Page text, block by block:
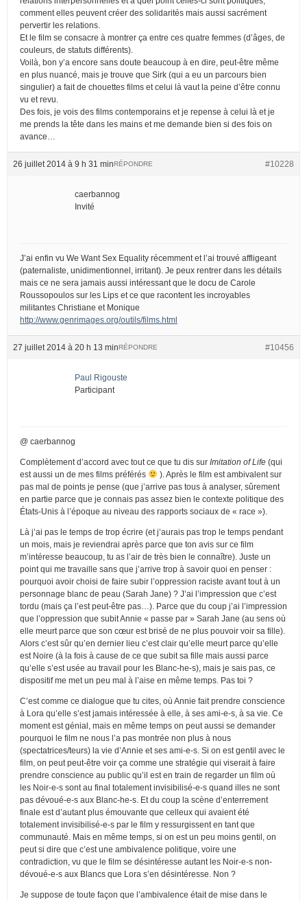
comment elles peuvent créer des solidarités mais aussi sacrément
pervertir les relations.
Et le film se consacre à montrer ça entre ces quatre femmes (d’âges, de
couleurs, de statuts différents).
Voilà, bon y’a encore sans doute beaucoup à en dire, peut-être même
en plus nuancé, mais je trouve que Sirk (qui a eu un parcours bien
singulier) a fait de chouettes films et celui là vaut la peine d’être connu
vu et revu.
Des fois, je vois des films contemporains et je repense à celui là et je
me prends la tête dans les mains et me demande bien si des fois on
avance…
26 juillet 2014 à 9 h 31 min #10228
RÉPONDRE
caerbannog
Invité
J’ai enfin vu We Want Sex Equality récemment et l’ai trouvé affligeant
(paternaliste, unidimentionnel, irritant). Je peux rentrer dans les détails
mais ce ne sera jamais aussi intéressant que le docu de Carole
Roussopoulos sur les Lips et ce que racontent les incroyables
militantes Christiane et Monique
http://www.genrimages.org/outils/films.html
27 juillet 2014 à 20 h 13 min #10456
RÉPONDRE
Paul Rigouste
Participant
@ caerbannog
Complètement d’accord avec tout ce que tu dis sur Imitation of Life (qui
est aussi un de mes films préférés
). Après le film est ambivalent sur
pas mal de points je pense (que j’arrive pas tous à analyser, sûrement
en partie parce que je connais pas assez bien le contexte politique des
États-Unis à l’époque au niveau des rapports sociaux de « race »).
Là j’ai pas le temps de trop écrire (et j’aurais pas trop le temps pendant
un mois, mais je reviendrai après parce que ton avis sur ce film
m’intéresse beaucoup, tu as l’air de très bien le connaître). Juste un
point qui me travaille sans que j’arrive trop à savoir quoi en penser :
pourquoi avoir choisi de faire subir l’oppression raciste avant tout à un
personnage blanc de peau (Sarah Jane) ? J’ai l’impression que c’est
tordu (mais ça l’est peut-être pas…). Parce que du coup j’ai l’impression
que l’oppression que subit Annie « passe par » Sarah Jane (au sens où
elle meurt parce que son cœur est brisé de ne plus pouvoir voir sa fille).
Alors c’est sûr qu’en dernier lieu c’est clair qu’elle meurt parce qu’elle
est Noire (à la fois à cause de ce que subit sa fille mais aussi parce
qu’elle s’est usée au travail pour les Blanc-he-s), mais je sais pas, ce
dispositif me met un peu mal à l’aise en même temps. Pas toi ?
C’est comme ce dialogue que tu cites, où Annie fait prendre conscience
à Lora qu’elle s’est jamais intéressée à elle, à ses ami-e-s, à sa vie. Ce
moment est génial, mais en même temps on peut aussi se demander
pourquoi le film ne nous l’a pas montrée non plus à nous
(spectatrices/teurs) la vie d’Annie et ses ami-e-s. Si on est gentil avec le
film, on peut peut-être voir ça comme une stratégie qui viserait à faire
prendre conscience au public qu’il est en train de regarder un film où
les Noir-e-s sont au final totalement invisibilisé-e-s quand illes ne sont
pas dévoué-e-s aux Blanc-he-s. Et du coup la scène d’enterrement
finale est d’autant plus émouvante que celleux qui avaient été
totalement invisibilisé-e-s par le film y ressurgissent en tant que
communauté. Mais en même temps, si on est un peu moins gentil, on
peut si dire que c’est une ambivalence politique, voire une
contradiction, vu que le film se désintéresse autant les Noir-e-s non-
dévoué-e-s aux Blancs que Lora s’en désintéresse. Non ?
Je suppose de toute façon que l’ambivalence était de mise dans le